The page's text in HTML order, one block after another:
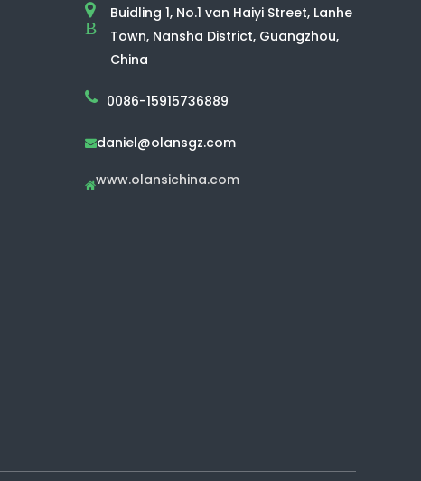
B
Buidling 1, No.1 van Haiyi Street, Lanhe
Town, Nansha District, Guangzhou,
China
0086-15915736889
daniel@olansgz.com
www.olansichina.com